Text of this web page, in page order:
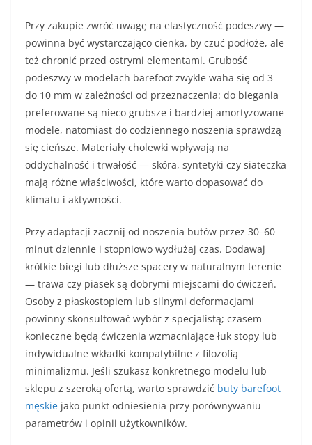
Przy zakupie zwróć uwagę na elastyczność podeszwy —
powinna być wystarczająco cienka, by czuć podłoże, ale
też chronić przed ostrymi elementami. Grubość
podeszwy w modelach barefoot zwykle waha się od 3
do 10 mm w zależności od przeznaczenia: do biegania
preferowane są nieco grubsze i bardziej amortyzowane
modele, natomiast do codziennego noszenia sprawdzą
się cieńsze. Materiały cholewki wpływają na
oddychalność i trwałość — skóra, syntetyki czy siateczka
mają różne właściwości, które warto dopasować do
klimatu i aktywności.
Przy adaptacji zacznij od noszenia butów przez 30–60
minut dziennie i stopniowo wydłużaj czas. Dodawaj
krótkie biegi lub dłuższe spacery w naturalnym terenie
— trawa czy piasek są dobrymi miejscami do ćwiczeń.
Osoby z płaskostopiem lub silnymi deformacjami
powinny skonsultować wybór z specjalistą; czasem
konieczne będą ćwiczenia wzmacniające łuk stopy lub
indywidualne wkładki kompatybilne z filozofią
minimalizmu. Jeśli szukasz konkretnego modelu lub
sklepu z szeroką ofertą, warto sprawdzić buty barefoot
męskie jako punkt odniesienia przy porównywaniu
parametrów i opinii użytkowników.